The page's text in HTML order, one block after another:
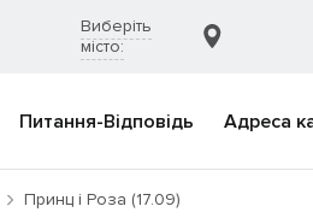
Виберіть
місто:
Питання-Відповідь Адреса
Принц і Роза (17.09)